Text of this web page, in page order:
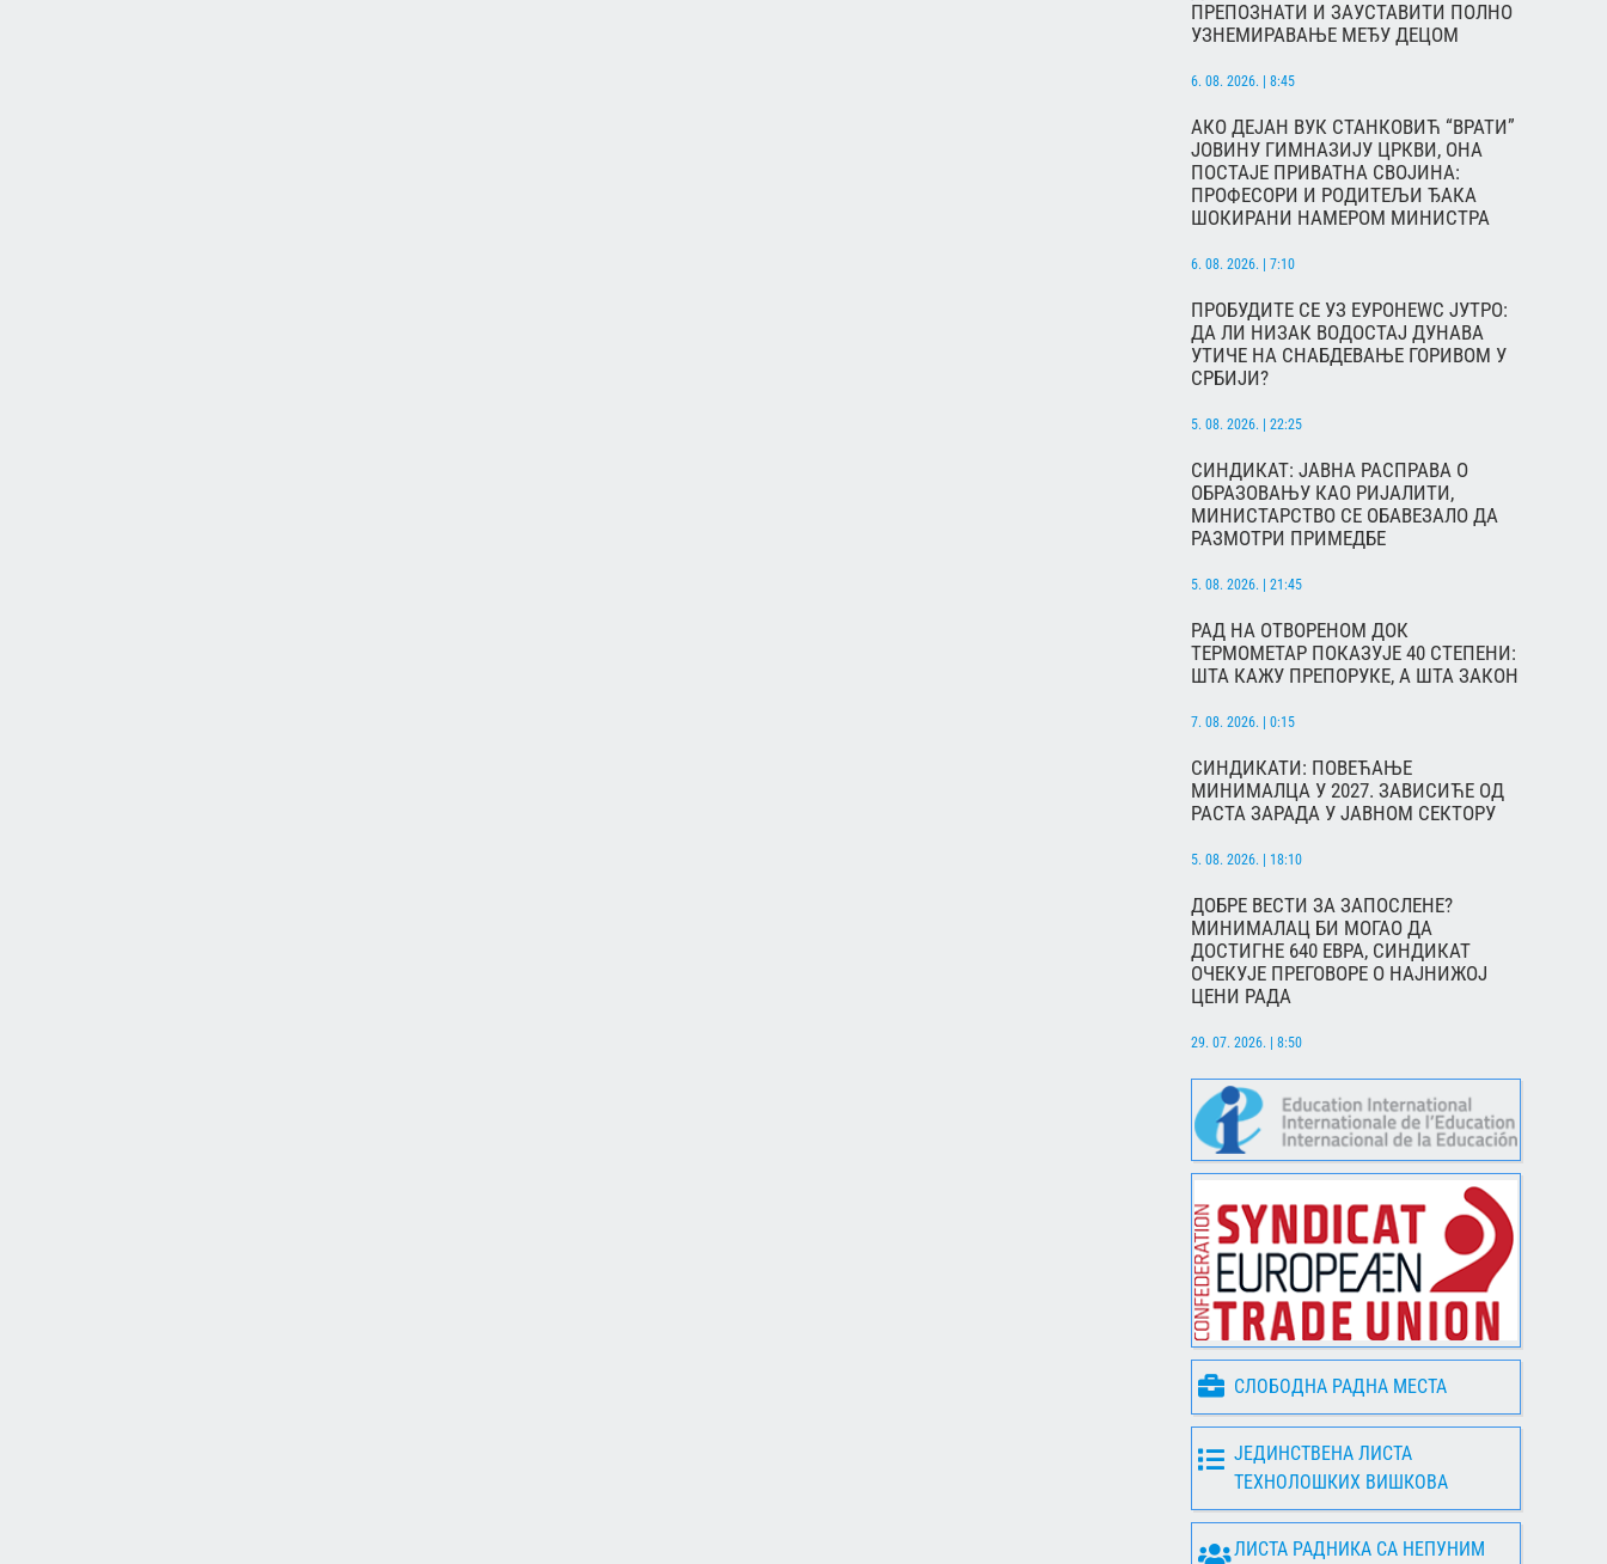
ПРЕПОЗНАТИ И ЗАУСТАВИТИ ПОЛНО
УЗНЕМИРАВАЊЕ МЕЂУ ДЕЦОМ
6. 08. 2026. | 8:45
АКО ДЕЈАН ВУК СТАНКОВИЋ “ВРАТИ”
ЈОВИНУ ГИМНАЗИЈУ ЦРКВИ, ОНА
ПОСТАЈЕ ПРИВАТНА СВОЈИНА:
ПРОФЕСОРИ И РОДИТЕЉИ ЂАКА
ШОКИРАНИ НАМЕРОМ МИНИСТРА
6. 08. 2026. | 7:10
ПРОБУДИТЕ СЕ УЗ ЕУРОНЕWС ЈУТРО:
ДА ЛИ НИЗАК ВОДОСТАЈ ДУНАВА
УТИЧЕ НА СНАБДЕВАЊЕ ГОРИВОМ У
СРБИЈИ?
5. 08. 2026. | 22:25
СИНДИКАТ: ЈАВНА РАСПРАВА О
ОБРАЗОВАЊУ КАО РИЈАЛИТИ,
МИНИСТАРСТВО СЕ ОБАВЕЗАЛО ДА
РАЗМОТРИ ПРИМЕДБЕ
5. 08. 2026. | 21:45
РАД НА ОТВОРЕНОМ ДОК
ТЕРМОМЕТАР ПОКАЗУЈЕ 40 СТЕПЕНИ:
ШТА КАЖУ ПРЕПОРУКЕ, А ШТА ЗАКОН
7. 08. 2026. | 0:15
СИНДИКАТИ: ПОВЕЋАЊЕ
МИНИМАЛЦА У 2027. ЗАВИСИЋЕ ОД
РАСТА ЗАРАДА У ЈАВНОМ СЕКТОРУ
5. 08. 2026. | 18:10
ДОБРЕ ВЕСТИ ЗА ЗАПОСЛЕНЕ?
МИНИМАЛАЦ БИ МОГАО ДА
ДОСТИГНЕ 640 ЕВРА, СИНДИКАТ
ОЧЕКУЈЕ ПРЕГОВОРЕ О НАЈНИЖОЈ
ЦЕНИ РАДА
29. 07. 2026. | 8:50
СЛОБОДНА РАДНА МЕСТА
ЈЕДИНСТВЕНА ЛИСТА
ТЕХНОЛОШКИХ ВИШКОВА
ЛИСТА РАДНИКА СА НЕПУНИМ